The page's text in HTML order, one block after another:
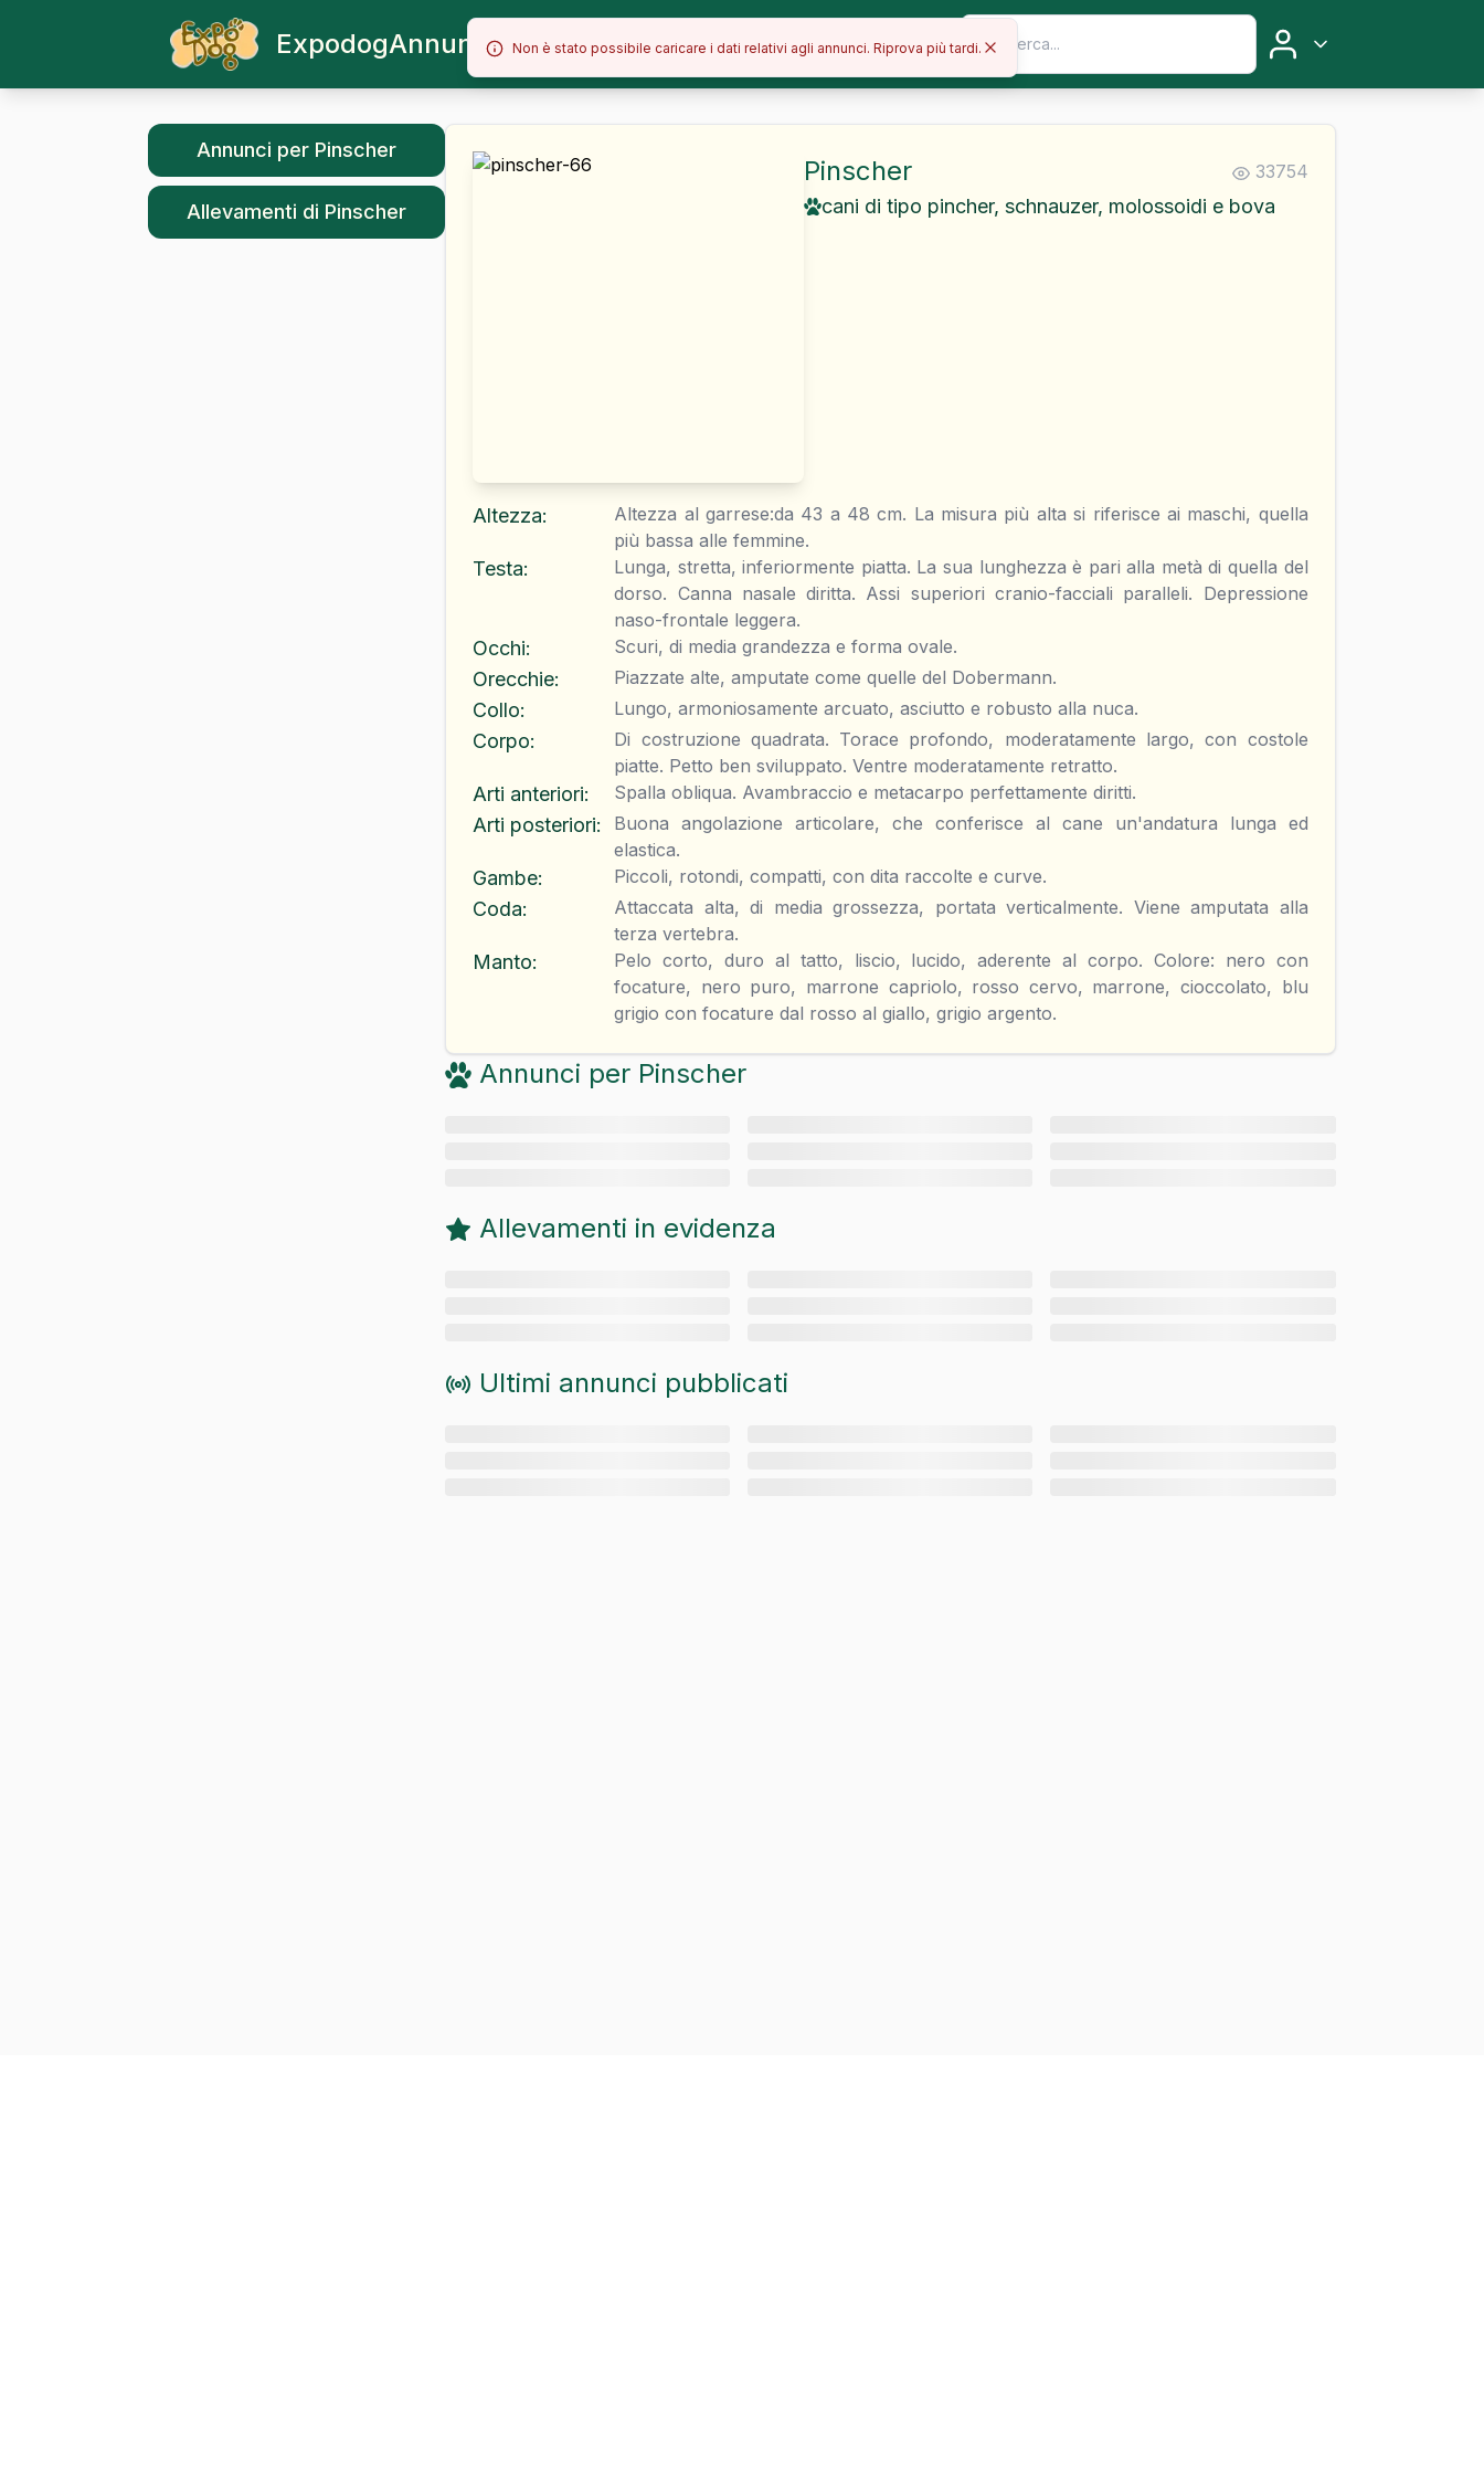
Non è stato possibile caricare i dati relativi agli annunci. Riprova più tardi.
ExpodogAnnunciAllevamentiRazzeBlog
Annunci per Pinscher
Allevamenti di Pinscher
Pinscher 33754
cani di tipo pincher, schnauzer, molossoidi e bova
Altezza:
Altezza al garrese:da 43 a 48 cm. La misura più alta si riferisce ai maschi, quella
più bassa alle femmine.
Testa:
Lunga, stretta, inferiormente piatta. La sua lunghezza è pari alla metà di quella del
dorso. Canna nasale diritta. Assi superiori cranio-facciali paralleli. Depressione
naso-frontale leggera.
Occhi: Scuri, di media grandezza e forma ovale.
Orecchie: Piazzate alte, amputate come quelle del Dobermann.
Collo: Lungo, armoniosamente arcuato, asciutto e robusto alla nuca.
Corpo:
Di costruzione quadrata. Torace profondo, moderatamente largo, con costole
piatte. Petto ben sviluppato. Ventre moderatamente retratto.
Arti anteriori: Spalla obliqua. Avambraccio e metacarpo perfettamente diritti.
Arti posteriori:
Buona angolazione articolare, che conferisce al cane un'andatura lunga ed
elastica.
Gambe: Piccoli, rotondi, compatti, con dita raccolte e curve.
Coda:
Attaccata alta, di media grossezza, portata verticalmente. Viene amputata alla
terza vertebra.
Manto:
Pelo corto, duro al tatto, liscio, lucido, aderente al corpo. Colore: nero con
focature, nero puro, marrone capriolo, rosso cervo, marrone, cioccolato, blu
grigio con focature dal rosso al giallo, grigio argento.
Annunci per Pinscher
Allevamenti in evidenza
Ultimi annunci pubblicati